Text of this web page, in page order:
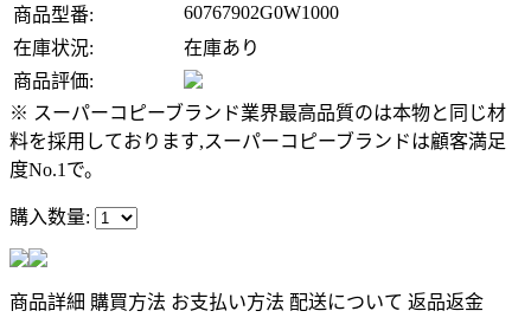
商品型番:
60767902G0W1000
在庫状況:
在庫あり
商品評価:
※ スーパーコピーブランド業界最高品質のは本物と同じ材
料を採用しております,スーパーコピーブランドは顧客満足
度No.1で。
購入数量:
商品詳細 購買方法 お支払い方法 配送について 返品返金